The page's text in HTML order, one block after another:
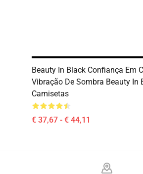
Beauty In Black Confiança Em
Vibração De Sombra Beauty In
Camisetas
€ 37,67 - € 44,11